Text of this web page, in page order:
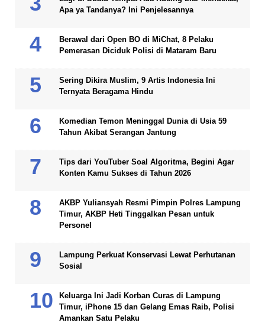
Apa ya Tandanya? Ini Penjelesannya
Berawal dari Open BO di MiChat, 8 Pelaku
Pemerasan Diciduk Polisi di Mataram Baru
Sering Dikira Muslim, 9 Artis Indonesia Ini
Ternyata Beragama Hindu
Komedian Temon Meninggal Dunia di Usia 59
Tahun Akibat Serangan Jantung
Tips dari YouTuber Soal Algoritma, Begini Agar
Konten Kamu Sukses di Tahun 2026
AKBP Yuliansyah Resmi Pimpin Polres Lampung
Timur, AKBP Heti Tinggalkan Pesan untuk
Personel
Lampung Perkuat Konservasi Lewat Perhutanan
Sosial
Keluarga Ini Jadi Korban Curas di Lampung
Timur, iPhone 15 dan Gelang Emas Raib, Polisi
Amankan Satu Pelaku